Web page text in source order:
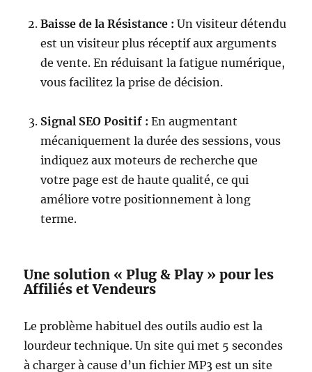
Baisse de la Résistance : Un visiteur détendu
est un visiteur plus réceptif aux arguments
de vente. En réduisant la fatigue numérique,
vous facilitez la prise de décision.
Signal SEO Positif : En augmentant
mécaniquement la durée des sessions, vous
indiquez aux moteurs de recherche que
votre page est de haute qualité, ce qui
améliore votre positionnement à long
terme.
Une solution « Plug & Play » pour les
Affiliés et Vendeurs
Le problème habituel des outils audio est la
lourdeur technique. Un site qui met 5 secondes
à charger à cause d’un fichier MP3 est un site